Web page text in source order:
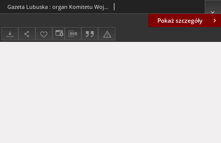
Pokaż szczegóły
Gazeta Lubuska : organ Komitetu Wojewódzkiego Polskiej Zjednoczonej Partii Robotniczej R. II Nr 4 (6 stycznia 1949). - Wyd. ABCDDE